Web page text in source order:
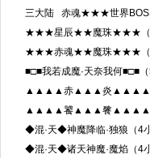
三大陆 赤魂★★★世界
★★★星辰★★魔珠★★★（4小
★★★赤魂★★魔珠★★★（4小
■□■我若成魔·天奈我何■□■（
▲▲▲▲赤▲▲▲炎▲▲▲▲（
▲▲▲▲饕▲▲▲餮▲▲▲▲（
◆混·天◆神魔降临·独狼（4小
◆混·天◆诸天神魔·魔焰（4小